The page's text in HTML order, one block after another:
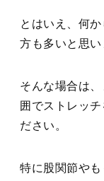
とはいえ、何
方も多いと思い
そんな場合は
囲でストレッ
ださい。
特に股関節や